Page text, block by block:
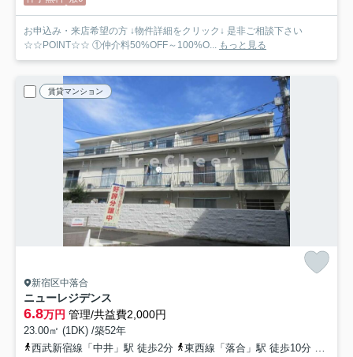
お申込み・来店希望の方 ↓物件詳細をクリック↓ 是非ご相談下さい
☆☆POINT☆☆ ①仲介料50%OFF～100%O... もっと見る
賃貸マンション
新宿区中落合
ニューレジデンス
6.8万円 管理/共益費2,000円
23.00㎡ (1DK) /築52年
西武新宿線「中井」駅 徒歩2分
東西線「落合」駅 徒歩10分